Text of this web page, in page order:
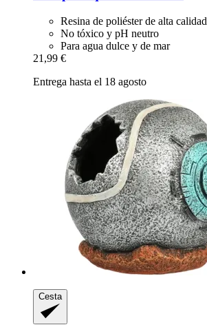
Resina de poliéster de alta calidad
No tóxico y pH neutro
Para agua dulce y de mar
21,99 €
Entrega hasta el 18 agosto
Cesta